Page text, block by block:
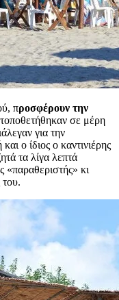
προσφέρουν την
τοποθετήθηκαν σε μέρη
για την
ο ίδιος ο καντινιέρης
τα λίγα λεπτά
«παραθεριστής» κι
του.